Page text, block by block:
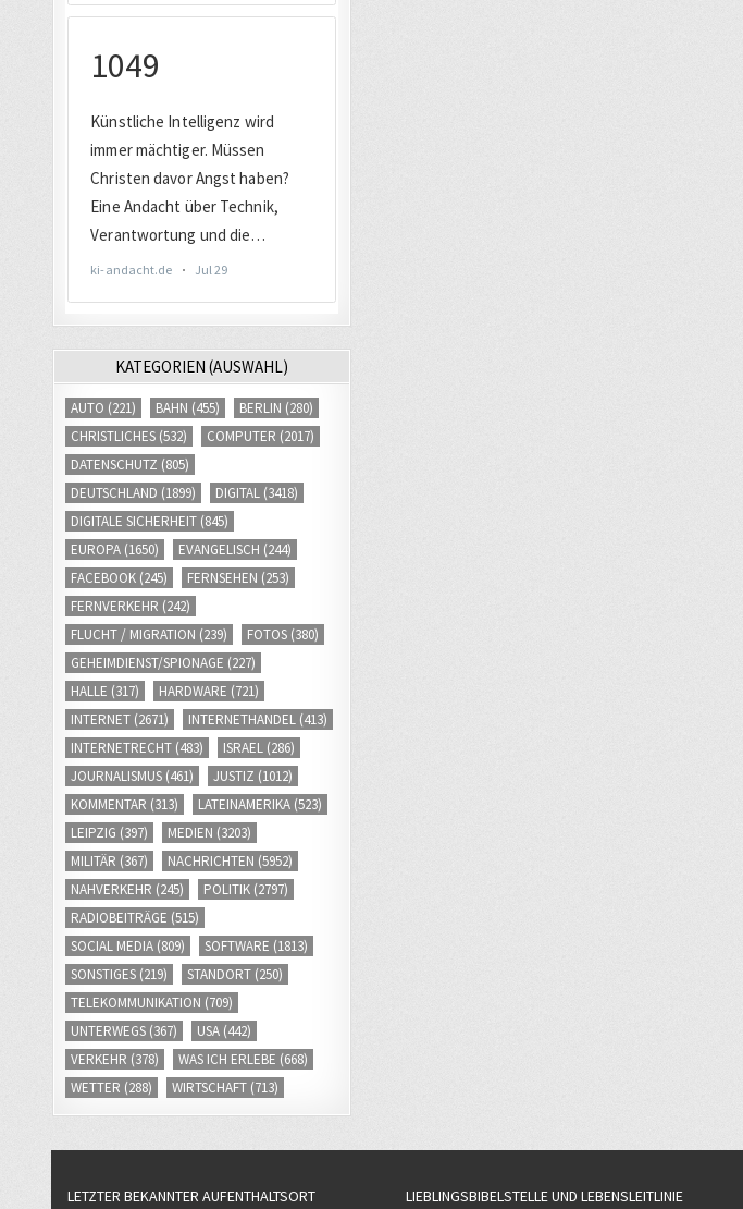
KATEGORIEN (AUSWAHL)
AUTO (221) BAHN (455) BERLIN (280)
CHRISTLICHES (532) COMPUTER (2017)
DATENSCHUTZ (805)
DEUTSCHLAND (1899) DIGITAL (3418)
DIGITALE SICHERHEIT (845)
EUROPA (1650) EVANGELISCH (244)
FACEBOOK (245) FERNSEHEN (253)
FERNVERKEHR (242)
FLUCHT / MIGRATION (239) FOTOS (380)
GEHEIMDIENST/SPIONAGE (227)
HALLE (317) HARDWARE (721)
INTERNET (2671) INTERNETHANDEL (413)
INTERNETRECHT (483) ISRAEL (286)
JOURNALISMUS (461) JUSTIZ (1012)
KOMMENTAR (313) LATEINAMERIKA (523)
LEIPZIG (397) MEDIEN (3203)
MILITÄR (367) NACHRICHTEN (5952)
NAHVERKEHR (245) POLITIK (2797)
RADIOBEITRÄGE (515)
SOCIAL MEDIA (809) SOFTWARE (1813)
SONSTIGES (219) STANDORT (250)
TELEKOMMUNIKATION (709)
UNTERWEGS (367) USA (442)
VERKEHR (378) WAS ICH ERLEBE (668)
WETTER (288) WIRTSCHAFT (713)
LETZTER BEKANNTER AUFENTHALTSORT LIEBLINGSBIBELSTELLE UND LEBENSLEITLINIE